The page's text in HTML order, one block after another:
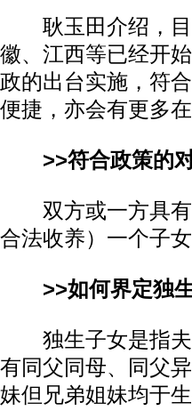
耿玉田介绍，目
徽、江西等已经开
政的出台实施，符
便捷，亦会有更多
>>符合政策的
双方或一方具有
合法收养）一个子女
>>如何界定独
独生子女是指夫
有同父同母、同父
妹但兄弟姐妹均于